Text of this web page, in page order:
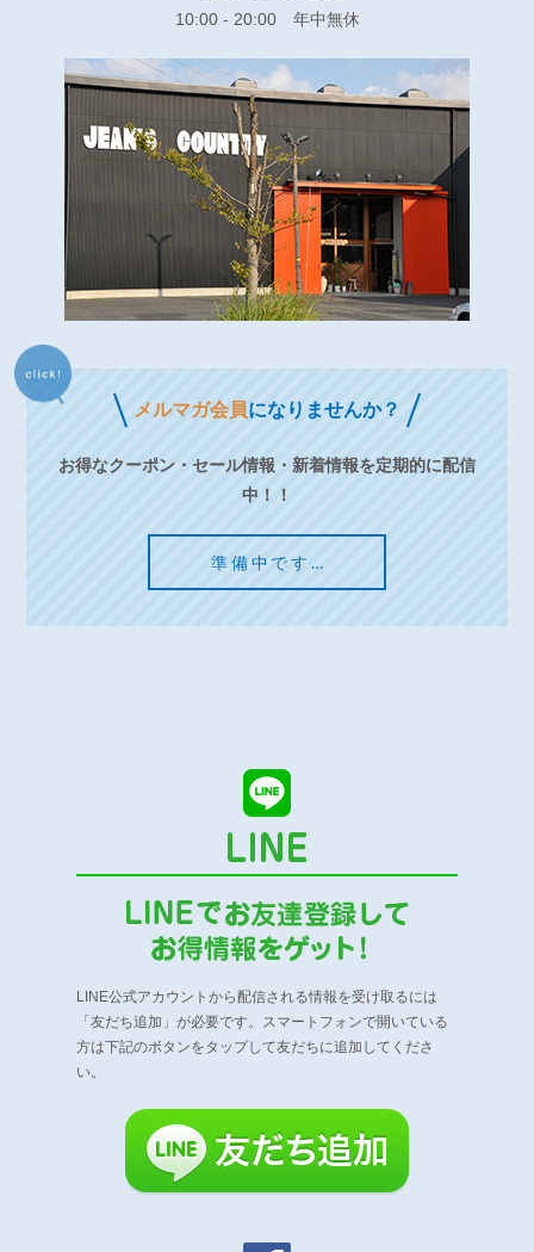
10:00 - 20:00 年中無休
メルマガ会員になりませんか？
お得なクーポン・セール情報・新着情報を定期的に配信
中！！
準備中です…
LINE公式アカウントから配信される情報を受け取るには
「友だち追加」が必要です。
スマートフォンで開いている
方は下記のボタンをタップして友だちに追加してくださ
い。